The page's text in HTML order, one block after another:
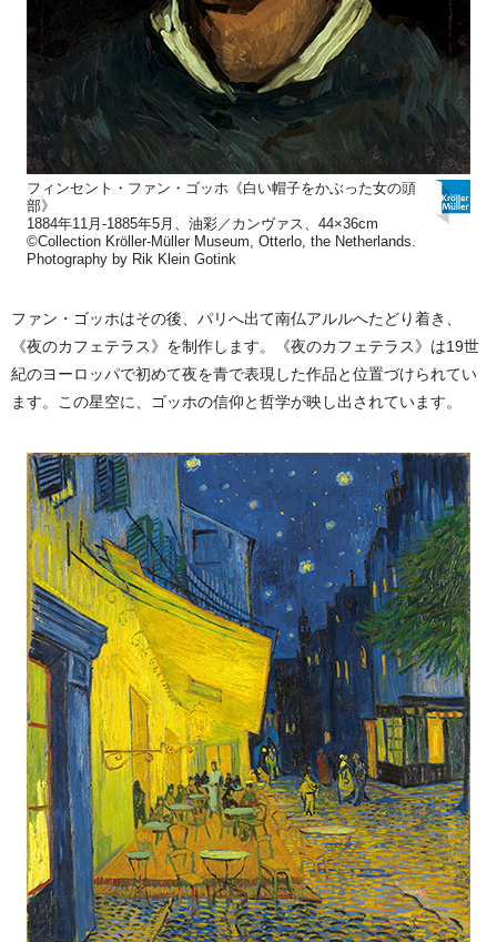
フィンセント・ファン・ゴッホ《白い帽子をかぶった女の頭
部》
1884年11月-1885年5月、油彩／カンヴァス、44×36cm
©Collection Kröller-Müller Museum, Otterlo, the Netherlands.
Photography by Rik Klein Gotink
ファン・ゴッホはその後、パリへ出て南仏アルルへたどり着き、
《夜のカフェテラス》を制作します。《夜のカフェテラス》は19世
紀のヨーロッパで初めて夜を青で表現した作品と位置づけられてい
ます。この星空に、ゴッホの信仰と哲学が映し出されています。